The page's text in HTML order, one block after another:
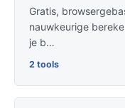
Gratis,
nauwkeurige
je b…
2 tools